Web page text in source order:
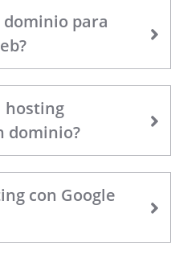
para
hosting
dominio?
con Google